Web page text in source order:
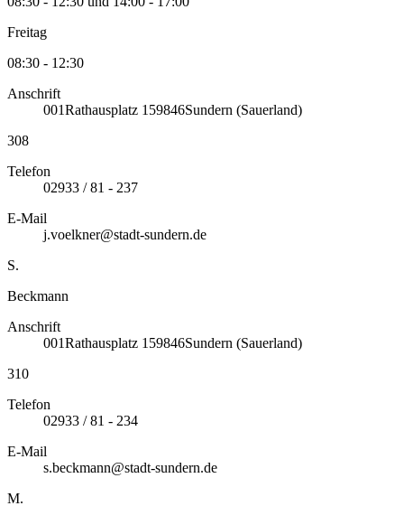
Freitag
08:30 - 12:30
Anschrift
001Rathausplatz 1 59846Sundern (Sauerland)
308
Telefon
02933 / 81 - 237
E-Mail
j.voelkner@stadt-sundern.de
S.
Beckmann
Anschrift
001Rathausplatz 1 59846Sundern (Sauerland)
310
Telefon
02933 / 81 - 234
E-Mail
s.beckmann@stadt-sundern.de
M.